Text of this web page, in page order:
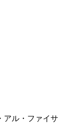
アル・ファイサ